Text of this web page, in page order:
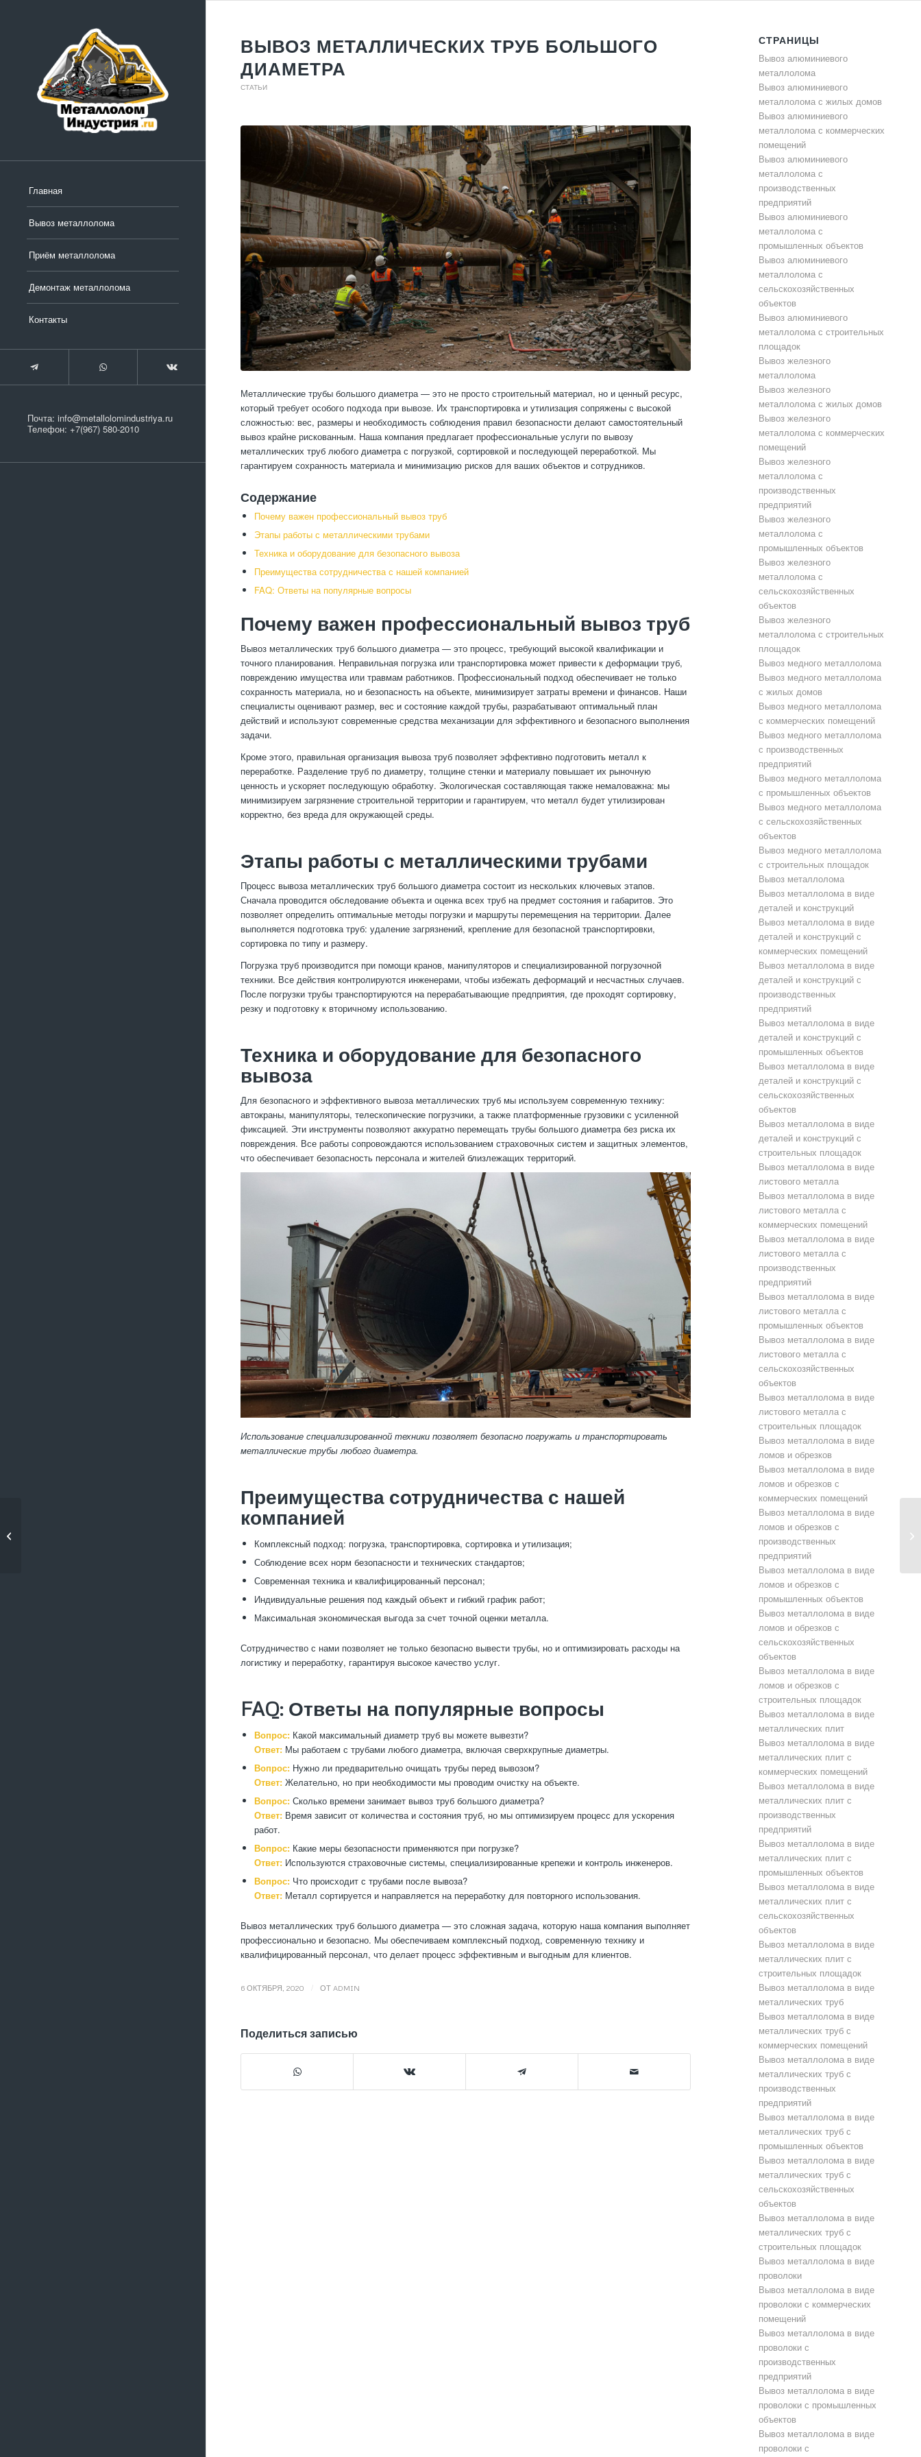
Главная
Вывоз металлолома
Приём металлолома
Демонтаж металлолома
Контакты
Почта: info@metallolomindustriya.ru
Телефон: +7(967) 580-2010
ВЫВОЗ МЕТАЛЛИЧЕСКИХ ТРУБ БОЛЬШОГО
ДИАМЕТРА
СТАТЬИ
Металлические трубы большого диаметра — это не просто строительный материал, но и ценный ресурс,
который требует особого подхода при вывозе. Их транспортировка и утилизация сопряжены с высокой
сложностью: вес, размеры и необходимость соблюдения правил безопасности делают самостоятельный
вывоз крайне рискованным. Наша компания предлагает профессиональные услуги по вывозу
металлических труб любого диаметра с погрузкой, сортировкой и последующей переработкой. Мы
гарантируем сохранность материала и минимизацию рисков для ваших объектов и сотрудников.
Содержание
Почему важен профессиональный вывоз труб
Этапы работы с металлическими трубами
Техника и оборудование для безопасного вывоза
Преимущества сотрудничества с нашей компанией
FAQ: Ответы на популярные вопросы
Почему важен профессиональный вывоз труб
Вывоз металлических труб большого диаметра — это процесс, требующий высокой квалификации и
точного планирования. Неправильная погрузка или транспортировка может привести к деформации труб,
повреждению имущества или травмам работников. Профессиональный подход обеспечивает не только
сохранность материала, но и безопасность на объекте, минимизирует затраты времени и финансов. Наши
специалисты оценивают размер, вес и состояние каждой трубы, разрабатывают оптимальный план
действий и используют современные средства механизации для эффективного и безопасного выполнения
задачи.
Кроме этого, правильная организация вывоза труб позволяет эффективно подготовить металл к
переработке. Разделение труб по диаметру, толщине стенки и материалу повышает их рыночную
ценность и ускоряет последующую обработку. Экологическая составляющая также немаловажна: мы
минимизируем загрязнение строительной территории и гарантируем, что металл будет утилизирован
корректно, без вреда для окружающей среды.
Этапы работы с металлическими трубами
Процесс вывоза металлических труб большого диаметра состоит из нескольких ключевых этапов.
Сначала проводится обследование объекта и оценка всех труб на предмет состояния и габаритов. Это
позволяет определить оптимальные методы погрузки и маршруты перемещения на территории. Далее
выполняется подготовка труб: удаление загрязнений, крепление для безопасной транспортировки,
сортировка по типу и размеру.
Погрузка труб производится при помощи кранов, манипуляторов и специализированной погрузочной
техники. Все действия контролируются инженерами, чтобы избежать деформаций и несчастных случаев.
После погрузки трубы транспортируются на перерабатывающие предприятия, где проходят сортировку,
резку и подготовку к вторичному использованию.
Техника и оборудование для безопасного
вывоза
Для безопасного и эффективного вывоза металлических труб мы используем современную технику:
автокраны, манипуляторы, телескопические погрузчики, а также платформенные грузовики с усиленной
фиксацией. Эти инструменты позволяют аккуратно перемещать трубы большого диаметра без риска их
повреждения. Все работы сопровождаются использованием страховочных систем и защитных элементов,
что обеспечивает безопасность персонала и жителей близлежащих территорий.
Использование специализированной техники позволяет безопасно погружать и транспортировать
металлические трубы любого диаметра.
Преимущества сотрудничества с нашей
компанией
Комплексный подход: погрузка, транспортировка, сортировка и утилизация;
Соблюдение всех норм безопасности и технических стандартов;
Современная техника и квалифицированный персонал;
Индивидуальные решения под каждый объект и гибкий график работ;
Максимальная экономическая выгода за счет точной оценки металла.
Сотрудничество с нами позволяет не только безопасно вывести трубы, но и оптимизировать расходы на
логистику и переработку, гарантируя высокое качество услуг.
FAQ: Ответы на популярные вопросы
Вопрос: Какой максимальный диаметр труб вы можете вывезти?
Ответ: Мы работаем с трубами любого диаметра, включая сверхкрупные диаметры.
Вопрос: Нужно ли предварительно очищать трубы перед вывозом?
Ответ: Желательно, но при необходимости мы проводим очистку на объекте.
Вопрос: Сколько времени занимает вывоз труб большого диаметра?
Ответ: Время зависит от количества и состояния труб, но мы оптимизируем процесс для ускорения
работ.
Вопрос: Какие меры безопасности применяются при погрузке?
Ответ: Используются страховочные системы, специализированные крепежи и контроль инженеров.
Вопрос: Что происходит с трубами после вывоза?
Ответ: Металл сортируется и направляется на переработку для повторного использования.
Вывоз металлических труб большого диаметра — это сложная задача, которую наша компания выполняет
профессионально и безопасно. Мы обеспечиваем комплексный подход, современную технику и
квалифицированный персонал, что делает процесс эффективным и выгодным для клиентов.
6 ОКТЯБРЯ, 2020 ОТ ADMIN
Поделиться записью
СТРАНИЦЫ
Вывоз алюминиевого
металлолома
Вывоз алюминиевого
металлолома с жилых домов
Вывоз алюминиевого
металлолома с коммерческих
помещений
Вывоз алюминиевого
металлолома с
производственных
предприятий
Вывоз алюминиевого
металлолома с
промышленных объектов
Вывоз алюминиевого
металлолома с
сельскохозяйственных
объектов
Вывоз алюминиевого
металлолома с строительных
площадок
Вывоз железного
металлолома
Вывоз железного
металлолома с жилых домов
Вывоз железного
металлолома с коммерческих
помещений
Вывоз железного
металлолома с
производственных
предприятий
Вывоз железного
металлолома с
промышленных объектов
Вывоз железного
металлолома с
сельскохозяйственных
объектов
Вывоз железного
металлолома с строительных
площадок
Вывоз медного металлолома
Вывоз медного металлолома
с жилых домов
Вывоз медного металлолома
с коммерческих помещений
Вывоз медного металлолома
с производственных
предприятий
Вывоз медного металлолома
с промышленных объектов
Вывоз медного металлолома
с сельскохозяйственных
объектов
Вывоз медного металлолома
с строительных площадок
Вывоз металлолома
Вывоз металлолома в виде
деталей и конструкций
Вывоз металлолома в виде
деталей и конструкций с
коммерческих помещений
Вывоз металлолома в виде
деталей и конструкций с
производственных
предприятий
Вывоз металлолома в виде
деталей и конструкций с
промышленных объектов
Вывоз металлолома в виде
деталей и конструкций с
сельскохозяйственных
объектов
Вывоз металлолома в виде
деталей и конструкций с
строительных площадок
Вывоз металлолома в виде
листового металла
Вывоз металлолома в виде
листового металла с
коммерческих помещений
Вывоз металлолома в виде
листового металла с
производственных
предприятий
Вывоз металлолома в виде
листового металла с
промышленных объектов
Вывоз металлолома в виде
листового металла с
сельскохозяйственных
объектов
Вывоз металлолома в виде
листового металла с
строительных площадок
Вывоз металлолома в виде
ломов и обрезков
Вывоз металлолома в виде
ломов и обрезков с
коммерческих помещений
Вывоз металлолома в виде
ломов и обрезков с
производственных
предприятий
Вывоз металлолома в виде
ломов и обрезков с
промышленных объектов
Вывоз металлолома в виде
ломов и обрезков с
сельскохозяйственных
объектов
Вывоз металлолома в виде
ломов и обрезков с
строительных площадок
Вывоз металлолома в виде
металлических плит
Вывоз металлолома в виде
металлических плит с
коммерческих помещений
Вывоз металлолома в виде
металлических плит с
производственных
предприятий
Вывоз металлолома в виде
металлических плит с
промышленных объектов
Вывоз металлолома в виде
металлических плит с
сельскохозяйственных
объектов
Вывоз металлолома в виде
металлических плит с
строительных площадок
Вывоз металлолома в виде
металлических труб
Вывоз металлолома в виде
металлических труб с
коммерческих помещений
Вывоз металлолома в виде
металлических труб с
производственных
предприятий
Вывоз металлолома в виде
металлических труб с
промышленных объектов
Вывоз металлолома в виде
металлических труб с
сельскохозяйственных
объектов
Вывоз металлолома в виде
металлических труб с
строительных площадок
Вывоз металлолома в виде
проволоки
Вывоз металлолома в виде
проволоки с коммерческих
помещений
Вывоз металлолома в виде
проволоки с
производственных
предприятий
Вывоз металлолома в виде
проволоки с промышленных
объектов
Вывоз металлолома в виде
проволоки с